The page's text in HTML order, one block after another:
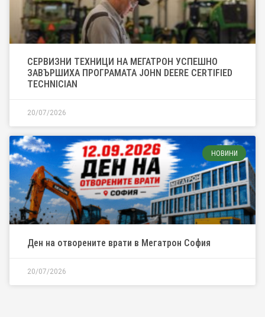
СЕРВИЗНИ ТЕХНИЦИ НА МЕГАТРОН УСПЕШНО
ЗАВЪРШИХА ПРОГРАМАТА JOHN DEERE CERTIFIED
TECHNICIAN
20/07/2026
НОВИНИ
Ден на отворените врати в Мегатрон София
20/07/2026